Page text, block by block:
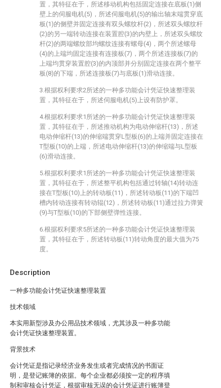
Description
一种多功能会计凭证快速整理装置
技术领域
本实用新型涉及办公用品技术领域，尤其涉及一种多功能
会计凭证快速整理装置。
背景技术
会计凭证是指记录经济业务发生或者完成情况的书面证
明，是登记账簿的依据。每个企业都必须按一定的程序填
制和审核会计凭证，根据审核无误的会计凭证进行账簿登
置，其特征在于，所述移动机构包括固定连接在底板(1)侧
壁上的伺服电机(5)，所述伺服电机(5)的输出轴末端贯穿底
板(1)的侧壁并固定连接有双头螺纹杆(2)，所述双头螺纹杆
(2)的另一端转动连接在装置腔(3)的内壁上，所述双头螺纹
杆(2)的两端螺纹部均螺纹连接有螺母(4)，两个所述螺母
(4)的上端均固定连接有连接板(7)，两个所述连接板(7)的
上端均贯穿装置腔(3)的内顶部并分别固定连接在两个整平
板(8)的下端，所述连接板(7)与底板(1)滑动连接。
3.根据权利要求2所述的一种多功能会计凭证快速整理装
置，其特征在于，所述伺服电机(5)上设有防护罩。
4.根据权利要求1所述的一种多功能会计凭证快速整理装
置，其特征在于，所述推动机构为电动伸缩杆(13)，所述
电动伸缩杆(13)的伸缩端贯穿L型板(6)的上端并固定连接在
T型板(10)的上端，所述电动伸缩杆(13)的伸缩端与L型板
(6)滑动连接。
5.根据权利要求1所述的一种多功能会计凭证快速整理装
置，其特征在于，所述整平机构包括通过转轴(14)转动连
接在T型板(10)上的转动板(11)，所述转动板(11)的下端凹
槽内转动连接有转动辊(12)，所述转动板(11)通过拉力弹簧
(9)与T型板(10)的下部侧壁弹性连接。
6.根据权利要求5所述的一种多功能会计凭证快速整理装
置，其特征在于，所述转动板(11)转动角度的最大值为75
度。